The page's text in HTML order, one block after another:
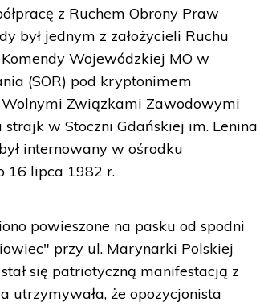
z Ruchem Obrony Praw
był jednym z założycieli Ruchu
Wojewódzkiej MO w
(SOR) pod kryptonimem
Wolnymi Związkami Zawodowymi
w Stoczni Gdańskiej im. Lenina
internowany w ośrodku
16 lipca 1982 r.
powieszone na pasku od spodni
przy ul. Marynarki Polskiej
się patriotyczną manifestacją z
utrzymywała, że opozycjonista